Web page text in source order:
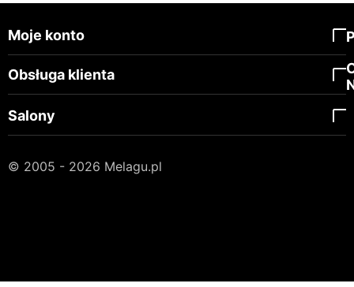
Moje konto
Obsługa klienta
Salony
© 2005 - 2026 Melagu.pl